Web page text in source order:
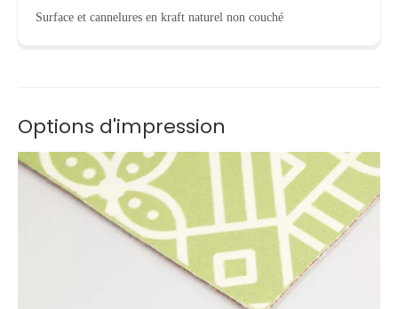
Surface et cannelures en kraft naturel non couché
Options d'impression